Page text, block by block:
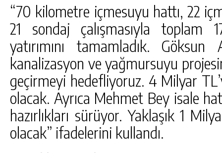
“70 kilometre içmesuyu hattı, 22
21 sondaj çalışmasıyla toplam
yatırımını tamamladık.
kanalizasyon ve yağmursuyu
geçirmeyi hedefliyoruz. 4 Milyar
olacak. Ayrıca Mehmet Bey isale
hazırlıkları sürüyor. Yaklaşık 1
olacak” ifadelerini kullandı.